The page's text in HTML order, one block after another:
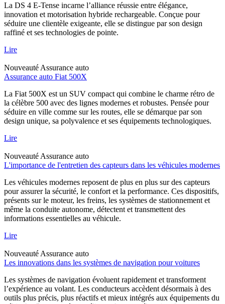
La DS 4 E-Tense incarne l’alliance réussie entre élégance,
innovation et motorisation hybride rechargeable. Conçue pour
séduire une clientèle exigeante, elle se distingue par son design
raffiné et ses technologies de pointe.
Lire
Nouveauté Assurance auto
Assurance auto Fiat 500X
La Fiat 500X est un SUV compact qui combine le charme rétro de
la célèbre 500 avec des lignes modernes et robustes. Pensée pour
séduire en ville comme sur les routes, elle se démarque par son
design unique, sa polyvalence et ses équipements technologiques.
Lire
Nouveauté Assurance auto
L'importance de l'entretien des capteurs dans les véhicules modernes
Les véhicules modernes reposent de plus en plus sur des capteurs
pour assurer la sécurité, le confort et la performance. Ces dispositifs,
présents sur le moteur, les freins, les systèmes de stationnement et
même la conduite autonome, détectent et transmettent des
informations essentielles au véhicule.
Lire
Nouveauté Assurance auto
Les innovations dans les systèmes de navigation pour voitures
Les systèmes de navigation évoluent rapidement et transforment
l’expérience au volant. Les conducteurs accèdent désormais à des
outils plus précis, plus réactifs et mieux intégrés aux équipements du